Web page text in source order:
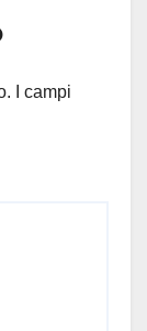
I campi